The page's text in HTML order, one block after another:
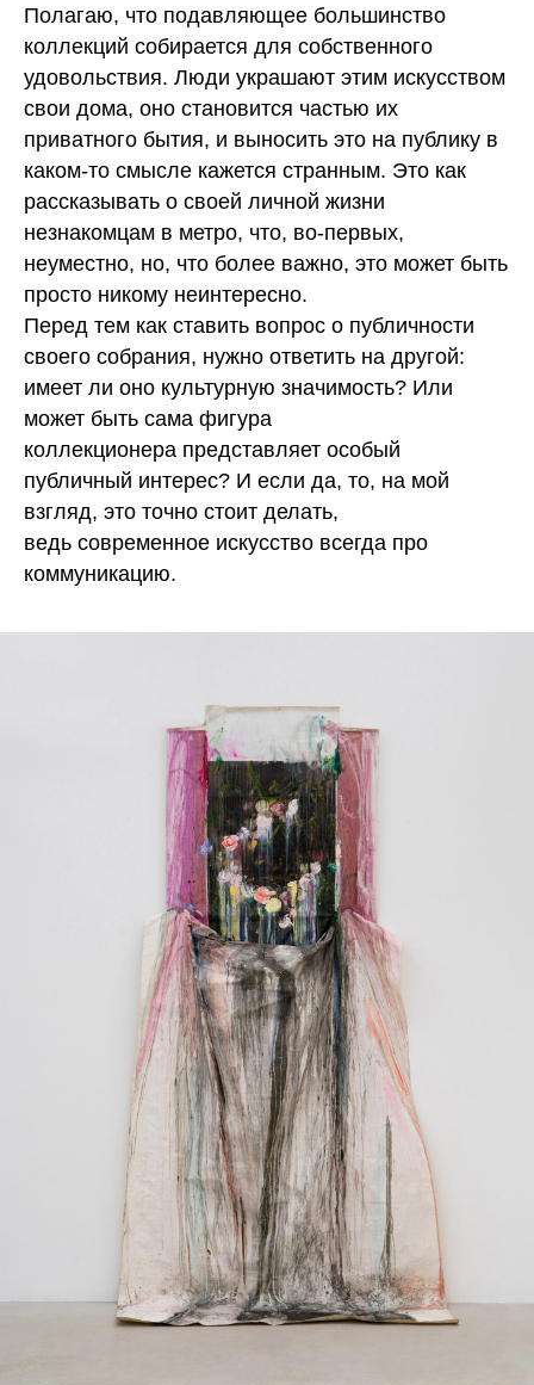
Полагаю, что подавляющее большинство
коллекций собирается для собственного
удовольствия. Люди украшают этим искусством
свои дома, оно становится частью их
приватного бытия, и выносить это на публику в
каком-то смысле кажется странным. Это как
рассказывать о своей личной жизни
незнакомцам в метро, что, во-первых,
неуместно, но, что более важно, это может быть
просто никому неинтересно.
Перед тем как ставить вопрос о публичности
своего собрания, нужно ответить на другой:
имеет ли оно культурную значимость? Или
может быть сама фигура
коллекционера представляет особый
публичный интерес? И если да, то, на мой
взгляд, это точно стоит делать,
ведь современное искусство всегда про
коммуникацию.